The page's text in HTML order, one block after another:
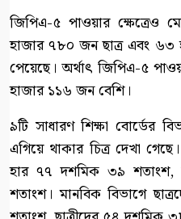
জিপিএ-৫ পাওয়ার ক্ষেত্রেও
হাজার ৭৮০ জন ছাত্র এবং ৬৩
পেয়েছে। অর্থাৎ জিপিএ-৫
হাজার ১১৬ জন বেশি।
৯টি সাধারণ শিক্ষা বোর্ডের
এগিয়ে থাকার চিত্র দেখা
হার ৭৭ দশমিক ৩৯ শতাংশ,
শতাংশ। মানবিক বিভাগে